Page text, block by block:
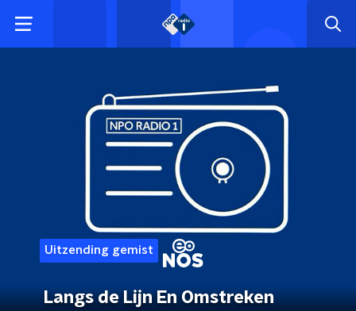
Uitzending gemist
Langs de Lijn En Omstreken